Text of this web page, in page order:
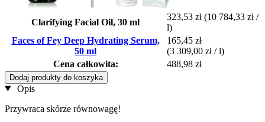
Clarifying Facial Oil, 30 ml
323,53 zł (10 784,33 zł /
l)
Faces of Fey Deep Hydrating Serum,
50 ml
165,45 zł
(3 309,00 zł / l)
Cena całkowita:
488,98 zł
Dodaj produkty do koszyka
Opis
Przywraca skórze równowagę!